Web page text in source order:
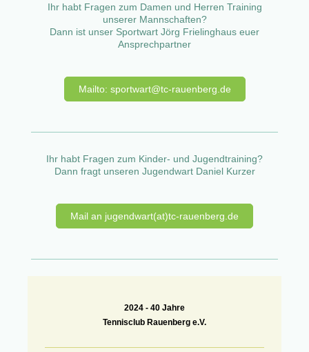
Ihr habt Fragen zum Damen und Herren Training
unserer Mannschaften?
Dann ist unser Sportwart Jörg Frielinghaus euer
Ansprechpartner
Mailto: sportwart@tc-rauenberg.de
Ihr habt Fragen zum Kinder- und Jugendtraining?
Dann fragt unseren Jugendwart Daniel Kurzer
Mail an jugendwart(at)tc-rauenberg.de
2024 - 40 Jahre
Tennisclub Rauenberg e.V.